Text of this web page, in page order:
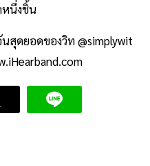
หนึ่งชิ้น
สุดยอดของวิท @simplywit